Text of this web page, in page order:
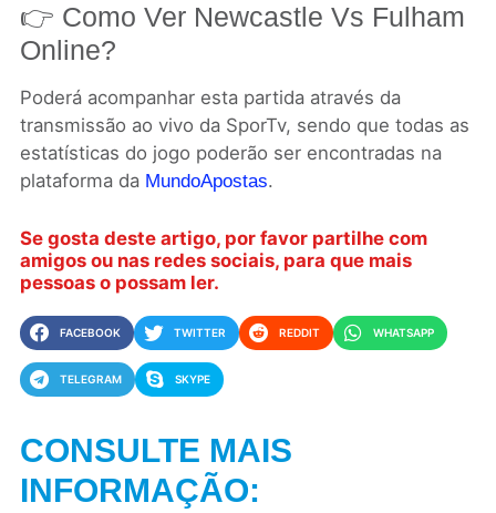
👉 Como Ver Newcastle Vs Fulham
Online?
Poderá acompanhar esta partida através da
transmissão ao vivo da SporTv, sendo que todas as
estatísticas do jogo poderão ser encontradas na
plataforma da MundoApostas.
Se gosta deste artigo, por favor partilhe com
amigos ou nas redes sociais, para que mais
pessoas o possam ler.
FACEBOOK TWITTER REDDIT WHATSAPP
TELEGRAM SKYPE
CONSULTE MAIS
INFORMAÇÃO: